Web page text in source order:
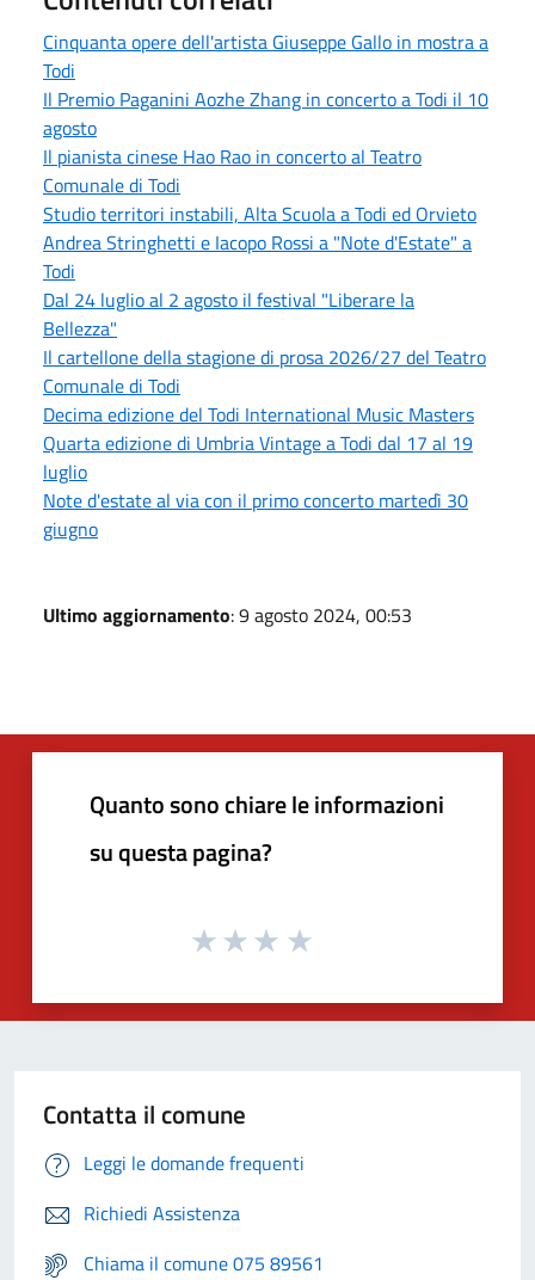
Cinquanta opere dell'artista Giuseppe Gallo in mostra a
Todi
Il Premio Paganini Aozhe Zhang in concerto a Todi il 10
agosto
Il pianista cinese Hao Rao in concerto al Teatro
Comunale di Todi
Studio territori instabili, Alta Scuola a Todi ed Orvieto
Andrea Stringhetti e Iacopo Rossi a "Note d'Estate" a
Todi
Dal 24 luglio al 2 agosto il festival "Liberare la
Bellezza"
Il cartellone della stagione di prosa 2026/27 del Teatro
Comunale di Todi
Decima edizione del Todi International Music Masters
Quarta edizione di Umbria Vintage a Todi dal 17 al 19
luglio
Note d'estate al via con il primo concerto martedì 30
giugno
Ultimo aggiornamento: 9 agosto 2024, 00:53
Quanto sono chiare le informazioni
su questa pagina?
Contatta il comune
Leggi le domande frequenti
Richiedi Assistenza
Chiama il comune 075 89561